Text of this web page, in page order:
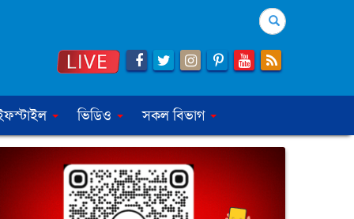
Search
ভিডিও সকল বিভাগ